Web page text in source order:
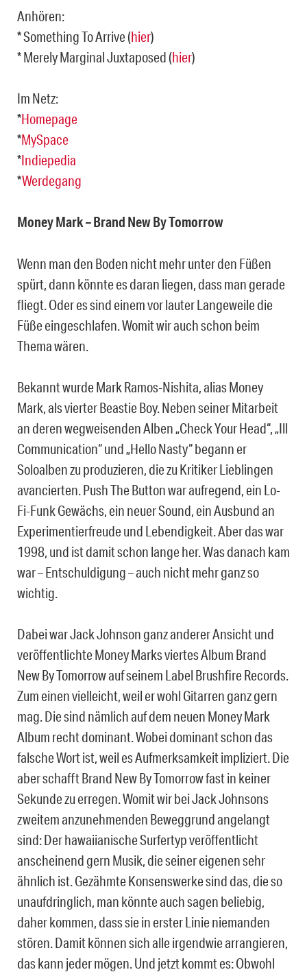
Anhören:
* Something To Arrive (hier)
* Merely Marginal Juxtaposed (hier)
Im Netz:
*Homepage
*MySpace
*Indiepedia
*Werdegang
Money Mark – Brand New By Tomorrow
Wenn man den Boden nicht mehr unter den Füßen
spürt, dann könnte es daran liegen, dass man gerade
fliegt. Oder es sind einem vor lauter Langeweile die
Füße eingeschlafen. Womit wir auch schon beim
Thema wären.
Bekannt wurde Mark Ramos-Nishita, alias Money
Mark, als vierter Beastie Boy. Neben seiner Mitarbeit
an deren wegweisenden Alben „Check Your Head“, „Ill
Communication“ und „Hello Nasty“ begann er
Soloalben zu produzieren, die zu Kritiker Lieblingen
avancierten. Push The Button war aufregend, ein Lo-
Fi-Funk Gewächs, ein neuer Sound, ein Ausbund an
Experimentierfreude und Lebendigkeit. Aber das war
1998, und ist damit schon lange her. Was danach kam
war – Entschuldigung – auch nicht mehr ganz so
wichtig.
Dabei war Jack Johnson ganz anderer Ansicht und
veröffentlichte Money Marks viertes Album Brand
New By Tomorrow auf seinem Label Brushfire Records.
Zum einen vielleicht, weil er wohl Gitarren ganz gern
mag. Die sind nämlich auf dem neuen Money Mark
Album recht dominant. Wobei dominant schon das
falsche Wort ist, weil es Aufmerksamkeit impliziert. Die
aber schafft Brand New By Tomorrow fast in keiner
Sekunde zu erregen. Womit wir bei Jack Johnsons
zweitem anzunehmenden Beweggrund angelangt
sind: Der hawaiianische Surfertyp veröffentlicht
anscheinend gern Musik, die seiner eigenen sehr
ähnlich ist. Gezähmte Konsenswerke sind das, die so
unaufdringlich, man könnte auch sagen beliebig,
daher kommen, dass sie in erster Linie niemanden
stören. Damit können sich alle irgendwie arrangieren,
das kann jeder mögen. Und jetzt kommt es: Obwohl